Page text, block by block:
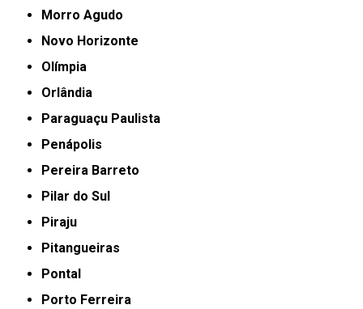
Morro Agudo
Novo Horizonte
Olímpia
Orlândia
Paraguaçu Paulista
Penápolis
Pereira Barreto
Pilar do Sul
Piraju
Pitangueiras
Pontal
Porto Ferreira